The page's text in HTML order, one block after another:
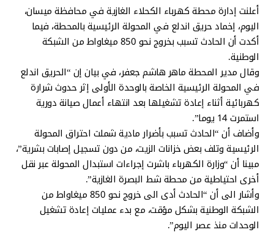
أعلنت إدارة محطة كهرباء الكحلاء الغازية في محافظة ميسان،
اليوم، إخماد حريق اندلع في المحولة الرئيسية بالمحطة، فيما
أكدت أن الحادث تسبب بخروج نحو 850 ميغاواط من الشبكة
الوطنية.
وقال مدير المحطة ماهر هاشم جعفر، في بيان إن “الحريق اندلع
في المحولة الرئيسية الخاصة بالوحدة الأولى إثر حدوث شرارة
كهربائية أثناء إعادة تشغيلها بعد انتهاء أعمال صيانة دورية
استمرت 14 يوما”.
وأضاف أن “الحادث تسبب بأضرار مادية شملت احتراق المحولة
الرئيسية وتلف بعض خزانات الزيت، من دون تسجيل إصابات بشرية”،
مبينا أن “وزارة الكهرباء باشرت إجراءات استبدال المحولة عبر نقل
أخرى احتياطية من محطة شط البصرة الغازية”.
وأشار الى أن “الحادث أدى الى خروج نحو 850 ميغاواط من
الشبكة الوطنية بشكل مؤقت، مع بدء عمليات إعادة تشغيل
الوحدات منذ عصر اليوم”.